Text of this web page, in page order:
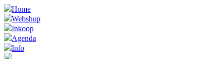
Home
Webshop
Inkoop
Agenda
Info